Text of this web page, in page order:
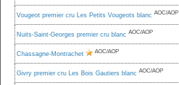
Vougeot premier cru Les Petits Vougeots blanc AOC/AOP
Nuits-Saint-Georges premier cru blanc AOC/AOP
Chassagne-Montrachet AOC/AOP
Givry premier cru Les Bois Gautiers blanc AOC/AOP